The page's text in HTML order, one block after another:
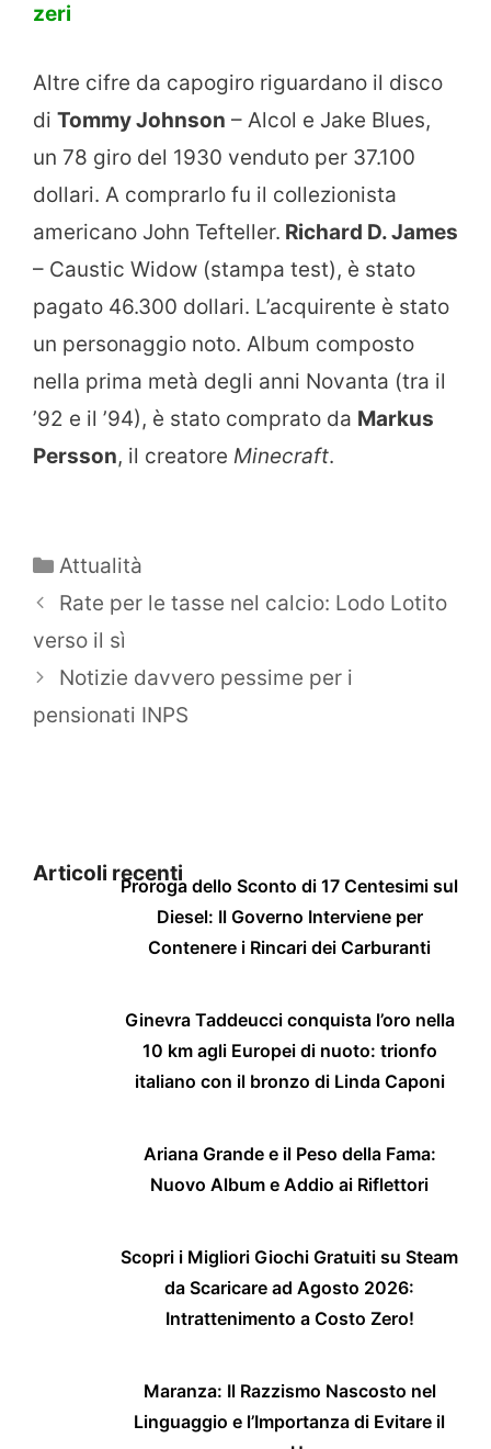
zeri
Altre cifre da capogiro riguardano il disco
di Tommy Johnson – Alcol e Jake Blues,
un 78 giro del 1930 venduto per 37.100
dollari. A comprarlo fu il collezionista
americano John Tefteller. Richard D. James
– Caustic Widow (stampa test), è stato
pagato 46.300 dollari. L’acquirente è stato
un personaggio noto. Album composto
nella prima metà degli anni Novanta (tra il
’92 e il ’94), è stato comprato da Markus
Persson, il creatore Minecraft.
Categorie
Attualità
Rate per le tasse nel calcio: Lodo Lotito
verso il sì
Notizie davvero pessime per i
pensionati INPS
Articoli recentiProroga dello Sconto di 17 Centesimi sul
Diesel: Il Governo Interviene per
Contenere i Rincari dei Carburanti
Ginevra Taddeucci conquista l’oro nella
10 km agli Europei di nuoto: trionfo
italiano con il bronzo di Linda Caponi
Ariana Grande e il Peso della Fama:
Nuovo Album e Addio ai Riflettori
Scopri i Migliori Giochi Gratuiti su Steam
da Scaricare ad Agosto 2026:
Intrattenimento a Costo Zero!
Maranza: Il Razzismo Nascosto nel
Linguaggio e l’Importanza di Evitare il